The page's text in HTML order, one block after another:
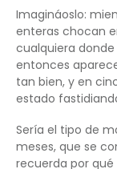
Imagináoslo:
enteras chocan
cualquiera donde
entonces
tan bien, y en
estado
Sería el tipo de
meses, que se
recuerda por qué